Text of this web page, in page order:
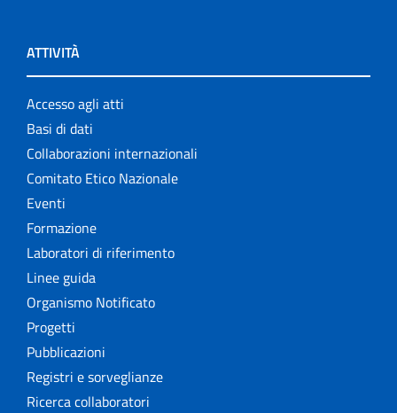
ATTIVITÀ
Accesso agli atti
Basi di dati
Collaborazioni internazionali
Comitato Etico Nazionale
Eventi
Formazione
Laboratori di riferimento
Linee guida
Organismo Notificato
Progetti
Pubblicazioni
Registri e sorveglianze
Ricerca collaboratori